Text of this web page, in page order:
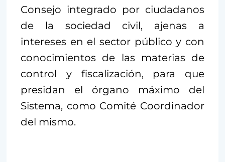
Consejo integrado por ciudadanos
de la sociedad civil, ajenas a
intereses en el sector público y con
conocimientos de las materias de
control y fiscalización, para que
presidan el órgano máximo del
Sistema, como Comité Coordinador
del mismo.